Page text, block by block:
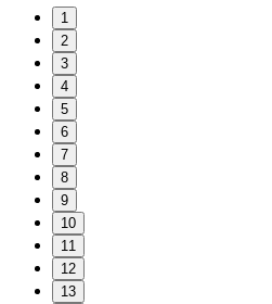
1
2
3
4
5
6
7
8
9
10
11
12
13